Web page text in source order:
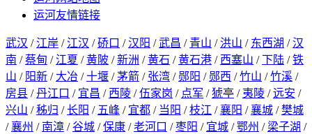
运河友情链接
武汉 / 江岸 / 江汉 /硚口 /汉阳 /武昌 / 青山 / 洪山 / 东西湖 /汉
南 /蔡甸 / 江夏 /黄陂 /新洲 /黄石 /黄石港 / 西塞山 /下陆 /铁
山 / 阳新 / 大冶 /十堰 /茅箭 / 张湾 / 郧阳 / 郧西 /竹山 /竹溪 /
房县 /丹江口 / 宜昌 / 西陵 /伍家岗 / 点军 /猇亭 / 夷陵 /远安 /
兴山 /秭归 /长阳 / 五峰 / 宜都 / 当阳 /枝江 /襄阳 /襄城 /樊城
/襄州 / 南漳 /谷城 /保康 /老河口 /枣阳 / 宜城 /鄂州 / 梁子湖 /